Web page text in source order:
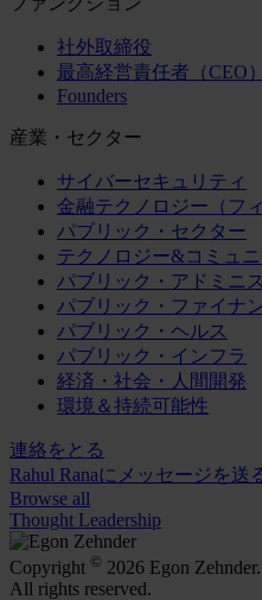
社外取締役
最高経営責任者（CEO）
Founders
産業・セクター
サイバーセキュリティ
金融テクノロジー（フ
パブリック・セクター
テクノロジー&コミュ
パブリック・アドミニ
パブリック・ファイナ
パブリック・ヘルス
パブリック・インフラ
経済・社会・人間開発
環境＆持続可能性
連絡をとる
Rahul Ranaにメッセージを送
Browse all
Thought Leadership
Copyright © 2026 Egon Zehnder.
All rights reserved.